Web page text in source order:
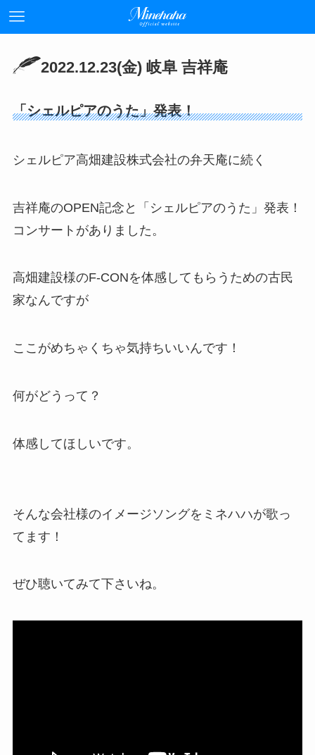
2022.12.23(金) 岐阜 吉祥庵
「シェルピアのうた」発表！
シェルピア高畑建設株式会社の弁天庵に続く
吉祥庵のOPEN記念と「シェルピアのうた」発表！
コンサートがありました。
高畑建設様のF-CONを体感してもらうための古民
家なんですが
ここがめちゃくちゃ気持ちいいんです！
何がどうって？
体感してほしいです。
そんな会社様のイメージソングをミネハハが歌っ
てます！
ぜひ聴いてみて下さいね。